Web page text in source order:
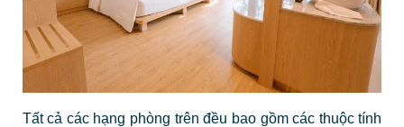
Tất cả các hạng phòng trên đều bao gồm các thuộc tính